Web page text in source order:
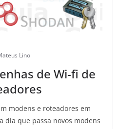
Lino
de Wi-fi de
modens e roteadores em
dia que passa novos modens